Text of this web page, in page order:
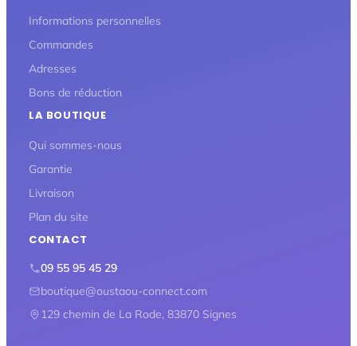
Informations personnelles
Commandes
Adresses
Bons de réduction
LA BOUTIQUE
Qui sommes-nous
Garantie
Livraison
Plan du site
CONTACT
09 55 95 45 29
boutique@oustaou-connect.com
129 chemin de La Rode, 83870 Signes